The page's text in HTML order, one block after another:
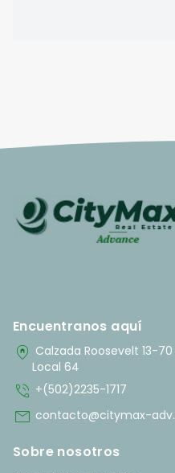
Encuentranos aquí
home_pin Calzada Roosevelt 13-
Local 64
phone_in_talk +(502)2235-1717
mail contacto@citymax-
Sobre nosotros